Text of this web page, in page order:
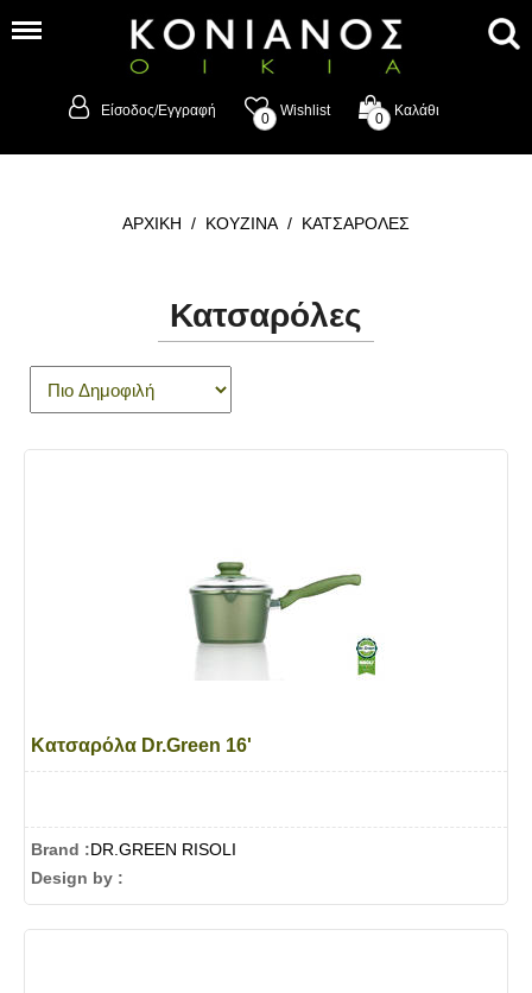
Είσοδος/Εγγραφή Wishlist
0 Καλάθι
0
ΑΡΧΙΚΗ / ΚΟΥΖΙΝΑ / ΚΑΤΣΑΡΟΛΕΣ
Κατσαρόλες
Κατσαρόλα Dr.Green 16'
Brand :DR.GREEN RISOLI
Design by :